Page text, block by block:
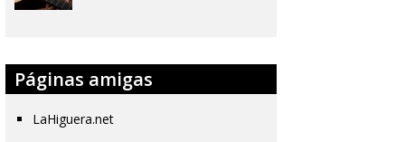
Páginas amigas
LaHiguera.net